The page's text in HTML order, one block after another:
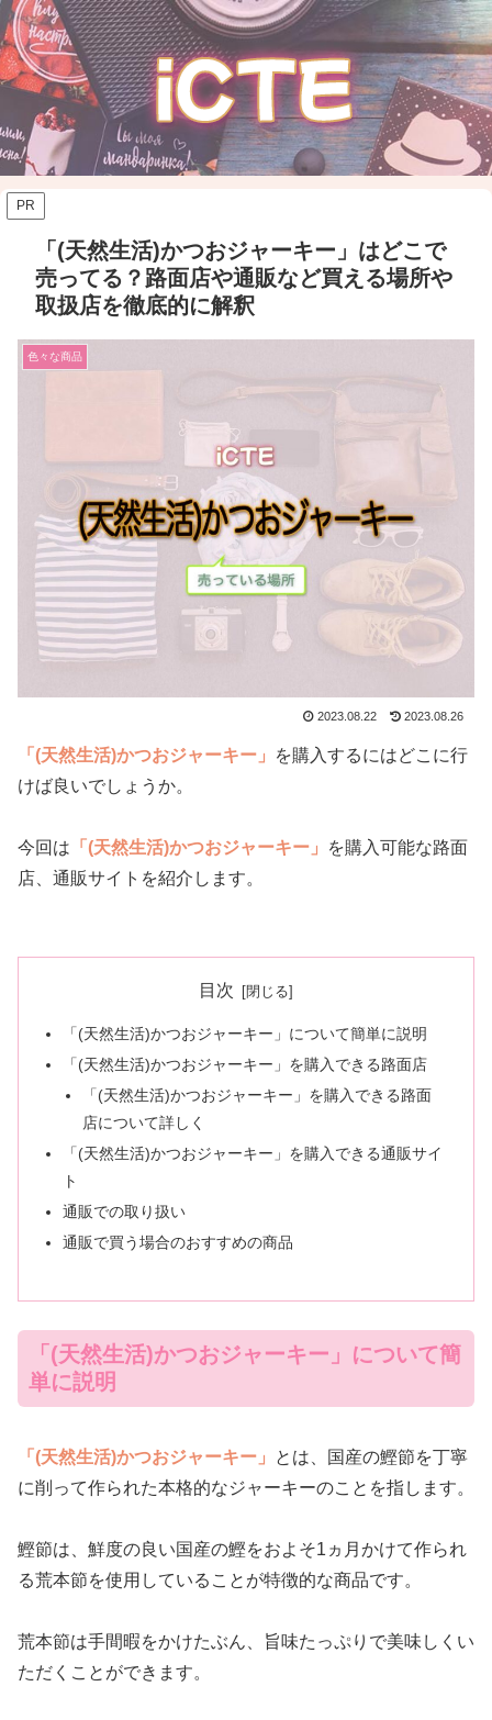
PR
「(天然生活)かつおジャーキー」はどこで
売ってる？路面店や通販など買える場所や
取扱店を徹底的に解釈
色々な商品
2023.08.22 2023.08.26
「(天然生活)かつおジャーキー」
を購入するにはどこに行
けば良いでしょうか。
今回は 「(天然生活)かつおジャーキー」
を購入可能な路面
店、通販サイトを紹介します。
目次
「(天然生活)かつおジャーキー」について簡単に説明
「(天然生活)かつおジャーキー」を購入できる路面店
「(天然生活)かつおジャーキー」を購入できる路面
店について詳しく
「(天然生活)かつおジャーキー」を購入できる通販サイ
ト
通販での取り扱い
通販で買う場合のおすすめの商品
「(天然生活)かつおジャーキー」について簡
単に説明
「(天然生活)かつおジャーキー」
とは、国産の鰹節を丁寧
に削って作られた本格的なジャーキーのことを指します。
鰹節は、鮮度の良い国産の鰹をおよそ1ヵ月かけて作られ
る荒本節を使用していることが特徴的な商品です。
荒本節は手間暇をかけたぶん、旨味たっぷりで美味しくい
ただくことができます。